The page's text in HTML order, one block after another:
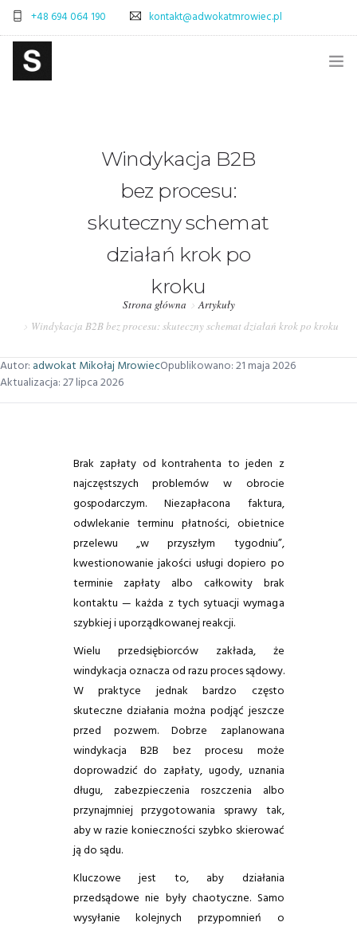
+48 694 064 190 kontakt@adwokatmrowiec.pl
ADWOKAT WARSZAWA – SPRAWY SPADKOWE
OBSŁUGA PRAWNA FIRM – WARSZAWA
PRAWO POLSKA-WŁOCHY – OBSŁUGA PRAWNA
Windykacja B2B
bez procesu:
skuteczny schemat
działań krok po
kroku
Strona główna
Artykuły
Windykacja B2B bez procesu: skuteczny schemat działań krok po kroku
Autor: adwokat Mikołaj MrowiecOpublikowano:21 maja 2026
Aktualizacja:27 lipca 2026
Brak zapłaty od kontrahenta to jeden z
najczęstszych problemów w obrocie
gospodarczym. Niezapłacona faktura,
odwlekanie terminu płatności, obietnice
przelewu „w przyszłym tygodniu”,
kwestionowanie jakości usługi dopiero po
terminie zapłaty albo całkowity brak
kontaktu — każda z tych sytuacji wymaga
szybkiej i uporządkowanej reakcji.
Wielu przedsiębiorców zakłada, że
windykacja oznacza od razu proces sądowy.
W praktyce jednak bardzo często
skuteczne działania można podjąć jeszcze
przed pozwem. Dobrze zaplanowana
windykacja B2B bez procesu może
doprowadzić do zapłaty, ugody, uznania
długu, zabezpieczenia roszczenia albo
przynajmniej przygotowania sprawy tak,
aby w razie konieczności szybko skierować
ją do sądu.
Kluczowe jest to, aby działania
przedsądowe nie były chaotyczne. Samo
wysyłanie kolejnych przypomnień o